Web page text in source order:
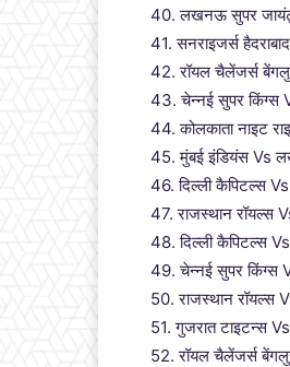
40. लखनऊ सुपर
41. सनराइजर्स
42. रॉयल चैलेंजर्स
43. चेन्नई सुपर किंग्स
44. कोलकाता नाइट
45. मुंबई इंडियंस Vs
46. दिल्ली कैपिटल्स
47. राजस्थान रॉयल्स
48. दिल्ली कैपिटल्स
49. चेन्नई सुपर किंग्स
50. राजस्थान रॉयल्स
51. गुजरात टाइटन्स
52. रॉयल चैलेंजर्स